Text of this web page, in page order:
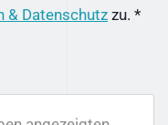
& Datenschutzzu. *